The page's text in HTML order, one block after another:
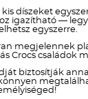
díszeket
igazítható —
egyszerre.
megjelennek
Crocs
biztosítják